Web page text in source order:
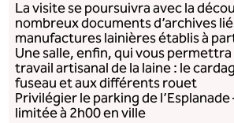
La visite se poursuivra avec la
nombreux documents d’archives
manufactures lainières établis à
Une salle, enfin, qui vous
travail artisanal de la laine : le
fuseau et aux différents rouet
Privilégier le parking de
limitée à 2h00 en ville